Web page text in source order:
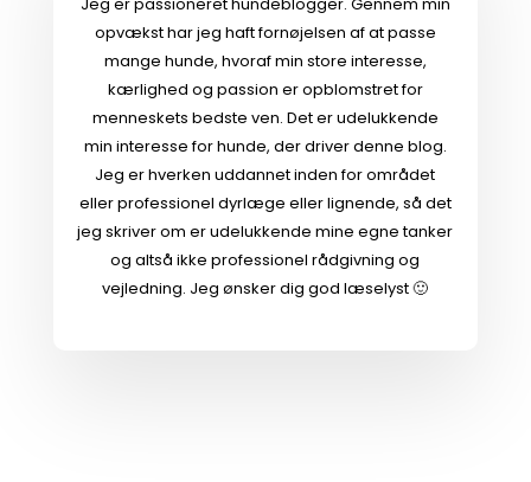
opvækst har jeg haft fornøjelsen af at passe
mange hunde, hvoraf min store interesse,
kærlighed og passion er opblomstret for
menneskets bedste ven. Det er udelukkende
min interesse for hunde, der driver denne blog.
Jeg er hverken uddannet inden for området
eller professionel dyrlæge eller lignende, så det
jeg skriver om er udelukkende mine egne tanker
og altså ikke professionel rådgivning og
vejledning. Jeg ønsker dig god læselyst 🙂